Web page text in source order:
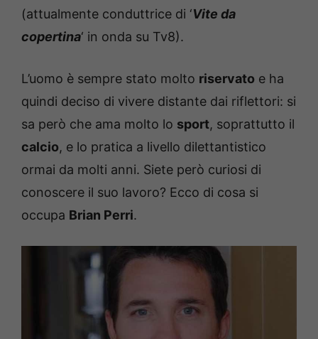
(attualmente conduttrice di ‘Vite da
copertina‘ in onda su Tv8).
L’uomo è sempre stato molto riservato e ha
quindi deciso di vivere distante dai riflettori: si
sa però che ama molto lo sport, soprattutto il
calcio, e lo pratica a livello dilettantistico
ormai da molti anni. Siete però curiosi di
conoscere il suo lavoro? Ecco di cosa si
occupa Brian Perri.